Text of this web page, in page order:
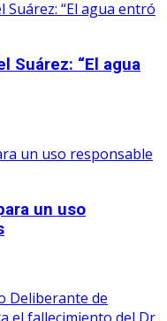
Suárez: “El agua
un uso